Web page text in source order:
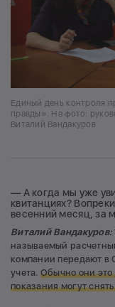
Единый день контроля
правды». На фото:
Виталий Вандакуров
— А когда мы уже
квитанциях?
весенний месяц, за
Виталий Вандакуров:
называемый
компании передают в
учета. Обычно они это
показания могут